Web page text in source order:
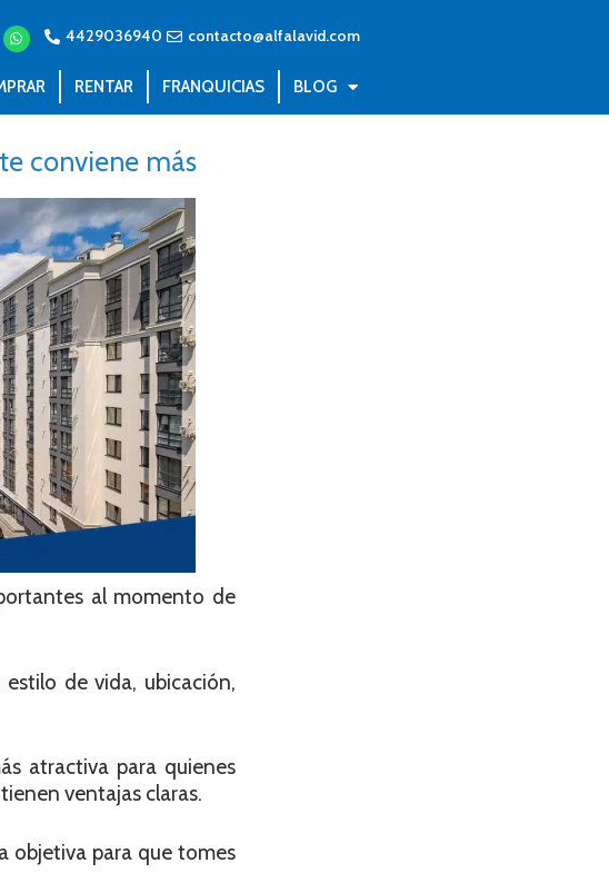
4429036940 contacto@alfalavid.com
RENTAR FRANQUICIAS BLOG
conviene más
al momento de
de vida, ubicación,
atractiva para quienes
ventajas claras.
objetiva para que tomes